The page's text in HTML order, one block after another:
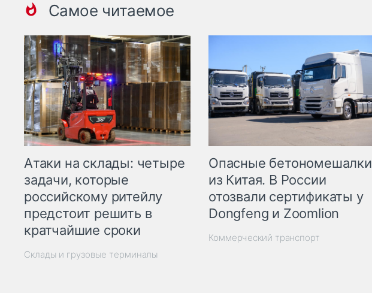
Самое читаемое
Атаки на склады: четыре
задачи, которые
российскому ритейлу
предстоит решить в
кратчайшие сроки
Склады и грузовые терминалы
Опасные бетономешалки
из Китая. В России
отозвали сертификаты у
Dongfeng и Zoomlion
Коммерческий транспорт